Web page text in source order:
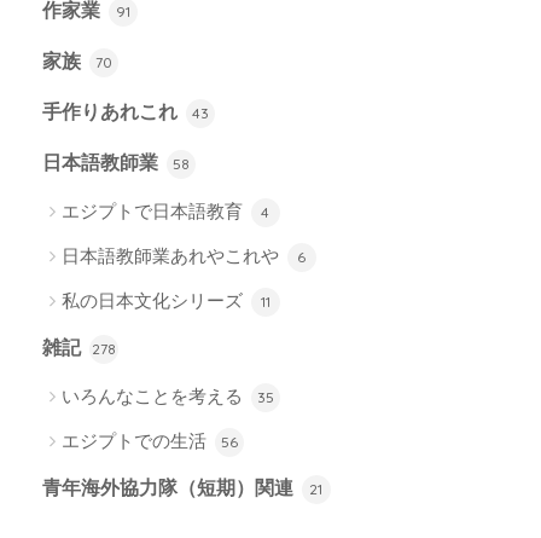
作家業 91
家族 70
手作りあれこれ 43
日本語教師業 58
エジプトで日本語教育 4
日本語教師業あれやこれや 6
私の日本文化シリーズ 11
雑記 278
いろんなことを考える 35
エジプトでの生活 56
青年海外協力隊（短期）関連 21